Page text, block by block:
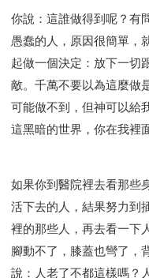
你說：這誰做得到呢？有
愚蠢的人，原因很簡單，
起做一個決定：放下一切
敵。千萬不要以為這麼做
可能做不到，但神可以給
這黑暗的世界，你在我裡
如果你到醫院裡去看那些
活下去的人，結果努力到
裡的那些人，再去看一下
腳動不了，膝蓋也彎了，
說：人老了不都這樣嗎？